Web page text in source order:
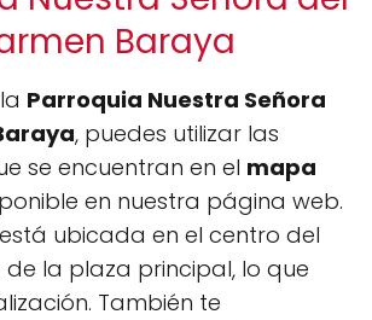
Baraya
Parroquia Nuestra Señora
, puedes utilizar las
se encuentran en el mapa
en nuestra página web.
ubicada en el centro del
la plaza principal, lo que
También te